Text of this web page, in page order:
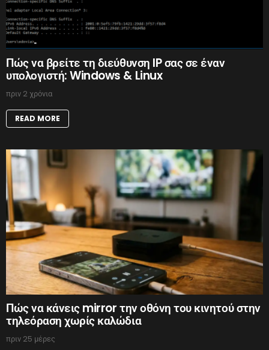
Πώς να βρείτε τη διεύθυνση IP σας σε έναν
υπολογιστή: Windows & Linux
πριν 2 χρόνια
READ MORE
Πώς να κάνεις mirror την οθόνη του κινητού στην
τηλεόραση χωρίς καλώδια
πριν 25 μέρες